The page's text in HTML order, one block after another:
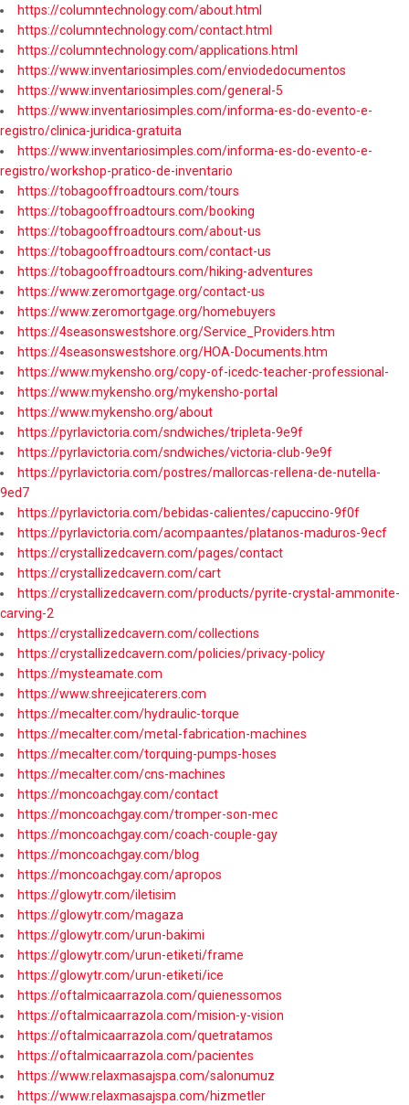
https://columntechnology.com/about.html
https://columntechnology.com/contact.html
https://columntechnology.com/applications.html
https://www.inventariosimples.com/enviodedocumentos
https://www.inventariosimples.com/general-5
https://www.inventariosimples.com/informa-es-do-evento-e-
registro/clinica-juridica-gratuita
https://www.inventariosimples.com/informa-es-do-evento-e-
registro/workshop-pratico-de-inventario
https://tobagooffroadtours.com/tours
https://tobagooffroadtours.com/booking
https://tobagooffroadtours.com/about-us
https://tobagooffroadtours.com/contact-us
https://tobagooffroadtours.com/hiking-adventures
https://www.zeromortgage.org/contact-us
https://www.zeromortgage.org/homebuyers
https://4seasonswestshore.org/Service_Providers.htm
https://4seasonswestshore.org/HOA-Documents.htm
https://www.mykensho.org/copy-of-icedc-teacher-professional-
https://www.mykensho.org/mykensho-portal
https://www.mykensho.org/about
https://pyrlavictoria.com/sndwiches/tripleta-9e9f
https://pyrlavictoria.com/sndwiches/victoria-club-9e9f
https://pyrlavictoria.com/postres/mallorcas-rellena-de-nutella-
9ed7
https://pyrlavictoria.com/bebidas-calientes/capuccino-9f0f
https://pyrlavictoria.com/acompaantes/platanos-maduros-9ecf
https://crystallizedcavern.com/pages/contact
https://crystallizedcavern.com/cart
https://crystallizedcavern.com/products/pyrite-crystal-ammonite-
carving-2
https://crystallizedcavern.com/collections
https://crystallizedcavern.com/policies/privacy-policy
https://mysteamate.com
https://www.shreejicaterers.com
https://mecalter.com/hydraulic-torque
https://mecalter.com/metal-fabrication-machines
https://mecalter.com/torquing-pumps-hoses
https://mecalter.com/cns-machines
https://moncoachgay.com/contact
https://moncoachgay.com/tromper-son-mec
https://moncoachgay.com/coach-couple-gay
https://moncoachgay.com/blog
https://moncoachgay.com/apropos
https://glowytr.com/iletisim
https://glowytr.com/magaza
https://glowytr.com/urun-bakimi
https://glowytr.com/urun-etiketi/frame
https://glowytr.com/urun-etiketi/ice
https://oftalmicaarrazola.com/quienessomos
https://oftalmicaarrazola.com/mision-y-vision
https://oftalmicaarrazola.com/quetratamos
https://oftalmicaarrazola.com/pacientes
https://www.relaxmasajspa.com/salonumuz
https://www.relaxmasajspa.com/hizmetler